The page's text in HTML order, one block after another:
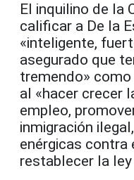
El inquilino de la
calificar a De la
«inteligente,
asegurado que
tremendo»
al «hacer crecer
empleo,
inmigración
enérgicas contra
restablecer la ley